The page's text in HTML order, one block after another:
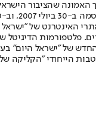
שהציבור
פלטפורמות הדיגיטל
החדש של "ישראל
הייחודי "הקליקה